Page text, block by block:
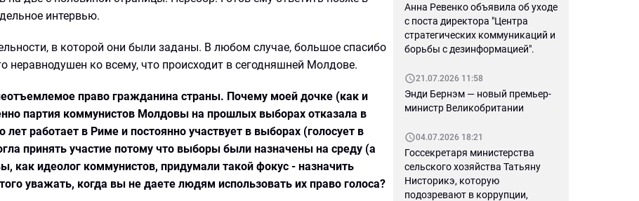
интервью.
в которой они были заданы. В любом случае, большое спасибо
неравнодушен ко всему, что происходит в сегодняшней Молдове.
право гражданина страны. Почему моей дочке (как и
партия коммунистов Молдовы на прошлых выборах отказала в
работает в Риме и постоянно участвует в выборах (голосует в
принять участие потому что выборы были назначены на среду (а
как идеолог коммунистов, придумали такой фокус - назначить
уважать, когда вы не даете людям использовать их право голоса?
Анна Ревенко объявила об уходе
с поста директора "Центра
стратегических коммуникаций и
борьбы с дезинформацией".
21.07.2026 11:58
Энди Бернэм — новый премьер-
министр Великобритании
04.07.2026 18:21
Госсекретаря министерства
сельского хозяйства Татьяну
Нисторикэ, которую
подозревают в коррупции,